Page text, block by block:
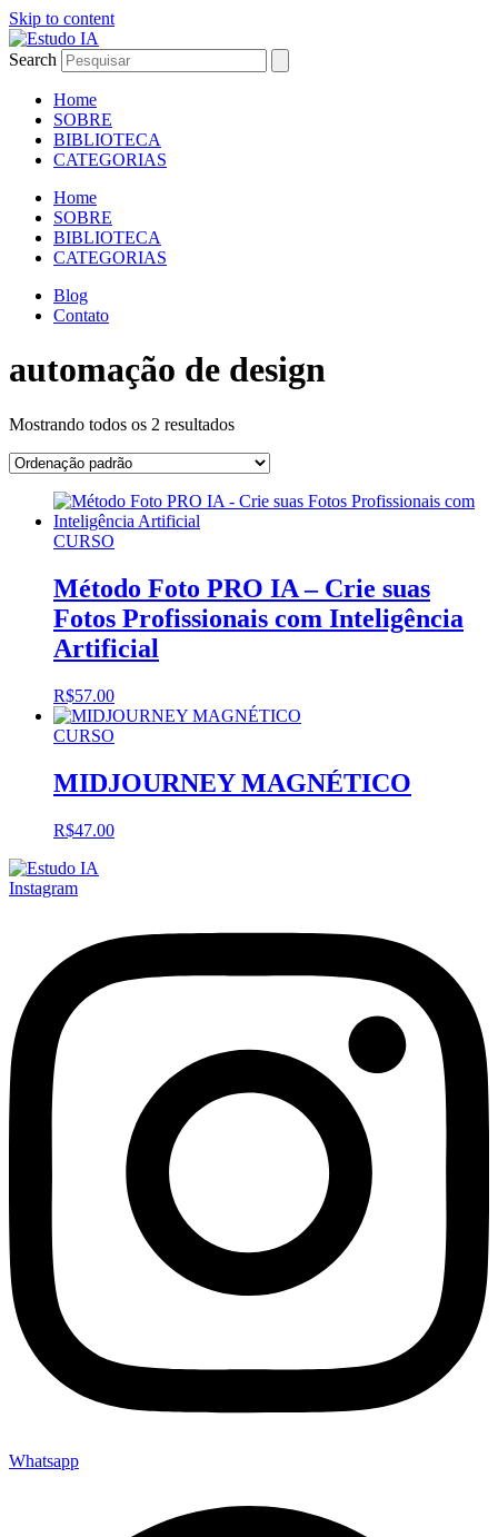
Skip to content
Search
Home
SOBRE
BIBLIOTECA
CATEGORIAS
Home
SOBRE
BIBLIOTECA
CATEGORIAS
Blog
Contato
automação de design
Mostrando todos os 2 resultados
CURSO
Método Foto PRO IA – Crie suas
Fotos Profissionais com Inteligência
Artificial
R$57.00
CURSO
MIDJOURNEY MAGNÉTICO
R$47.00
Instagram
Whatsapp